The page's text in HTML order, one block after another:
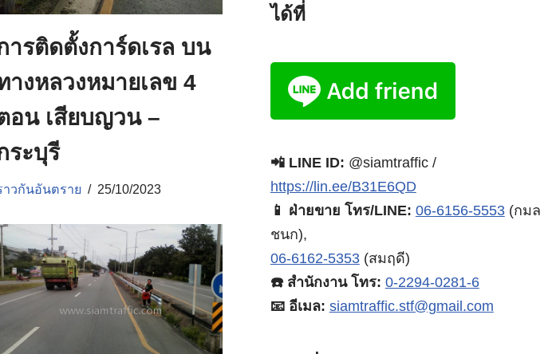
ารติดตั้งการ์ดเรล บน
างหลวงหมายเลข 4
อน เสียบญวน –
ระบุรี
าวกันอันตราย 25/10/2023
ได้ที่
📲 LINE ID: @siamtraffic /
https://lin.ee/B31E6QD
📱 ฝ่ายขาย โทร/LINE: 06-6156-5553(กมล
ชนก),
06-6162-5353(สมฤดี)
☎️ สำนักงาน โทร: 0-2294-0281-6
📧 อีเมล: siamtraffic.stf@gmail.com